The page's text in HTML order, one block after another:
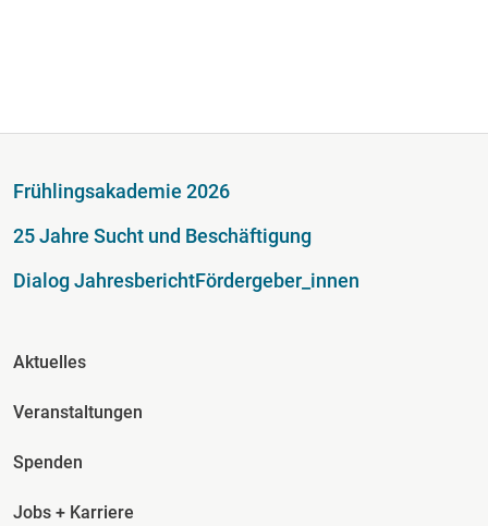
Fußzeile
Frühlingsakademie 2026
25 Jahre Sucht und Beschäftigung
Dialog JahresberichtFördergeber_innen
Fusszeile Spalte 2
Aktuelles
Veranstaltungen
Spenden
Jobs + Karriere